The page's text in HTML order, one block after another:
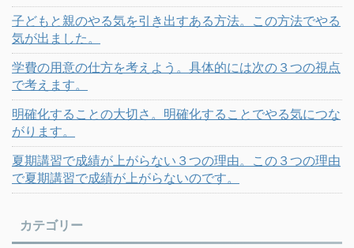
子どもと親のやる気を引き出すある方法。この方法でやる
気が出ました。
学費の用意の仕方を考えよう。具体的には次の３つの視点
で考えます。
明確化することの大切さ。明確化することでやる気につな
がります。
夏期講習で成績が上がらない３つの理由。この３つの理由
で夏期講習で成績が上がらないのです。
カテゴリー